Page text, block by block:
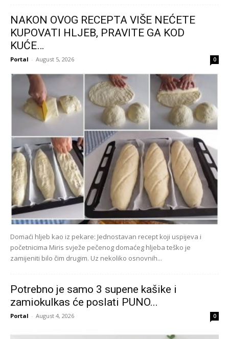
NAKON OVOG RECEPTA VIŠE NEĆETE
KUPOVATI HLJEB, PRAVITE GA KOD
KUĆE…
Portal - August 5, 2026 0
Domaći hljeb kao iz pekare: Jednostavan recept koji uspijeva i
početnicima Miris svježe pečenog domaćeg hljeba teško je
zamijeniti bilo čim drugim. Uz nekoliko osnovnih...
Potrebno je samo 3 supene kašike i
zamiokulkas će poslati PUNO...
Portal - August 4, 2026 0